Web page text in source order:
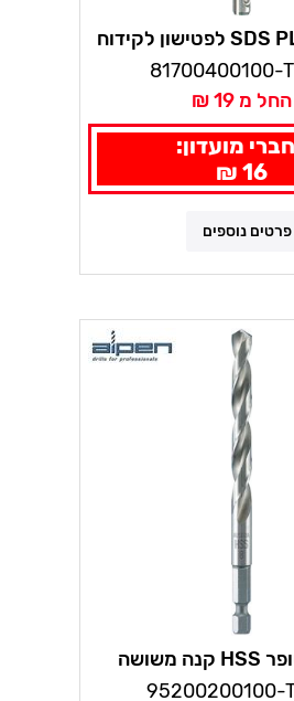
מקדחי SDS PLUS לפטישון לקידוח
מ"מ אלפן
81700400100-
החל מ 19 ₪
מועדון:
16 ₪
פרטים נוספים
מקדחי סופר HSS קנה משושה
8 מ"מ אלפן
95200200100-